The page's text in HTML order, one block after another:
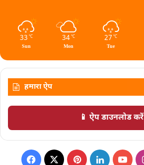
33 ℃
Sun
34 ℃
Mon
27 ℃
Tue
हमारा ऐप
📱 ऐप डाउनलोड करें